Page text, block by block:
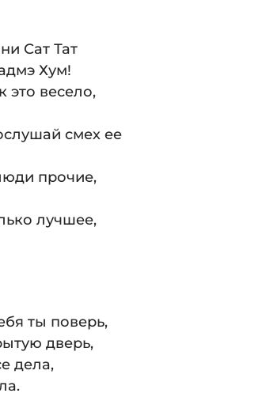
Сат Тат
Хум!
это весело,
смех ее
прочие,
лучшее,
ты поверь,
дверь,
дела,